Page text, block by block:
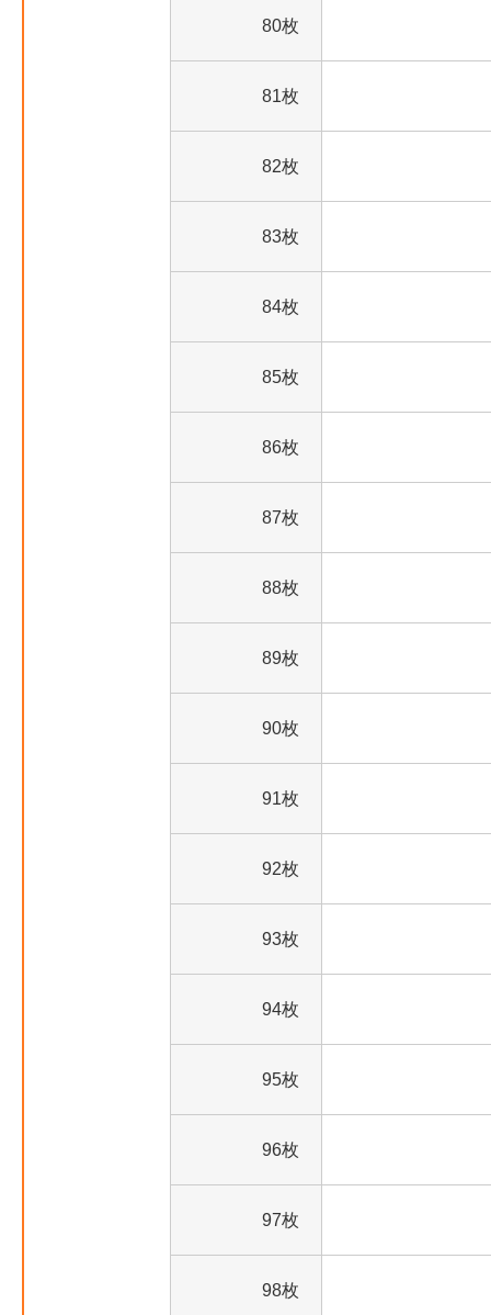
80枚
81枚
82枚
83枚
84枚
85枚
86枚
87枚
88枚
89枚
90枚
91枚
92枚
93枚
94枚
95枚
96枚
97枚
98枚